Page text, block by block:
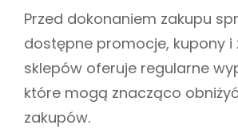
Przed dokonaniem zakupu
dostępne promocje, kupony i
sklepów oferuje regularne
które mogą znacząco
zakupów.